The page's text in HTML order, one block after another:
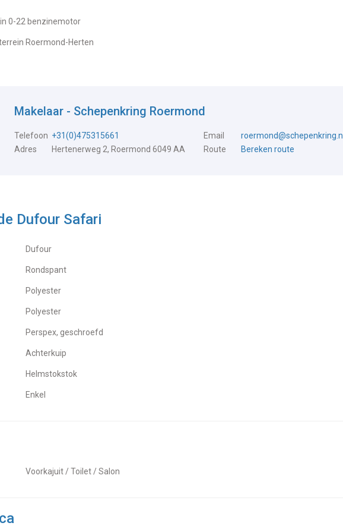
0-22 benzinemotor
Roermond-Herten
Makelaar - Schepenkring Roermond
Telefoon +31(0)475315661 Email
roermond@schepenkring.nl
Adres
Hertenerweg 2, Roermond 6049 AA Route Bereken route
Dufour Safari
Dufour
Rondspant
Polyester
Polyester
Perspex, geschroefd
Achterkuip
Helmstokstok
Enkel
Voorkajuit / Toilet / Salon